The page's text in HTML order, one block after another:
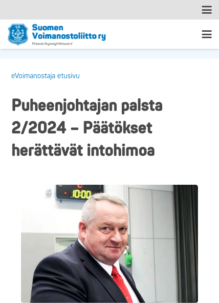
eVoimanostaja etusivu
Puheenjohtajan palsta
2/2024 – Päätökset
herättävät intohimoa